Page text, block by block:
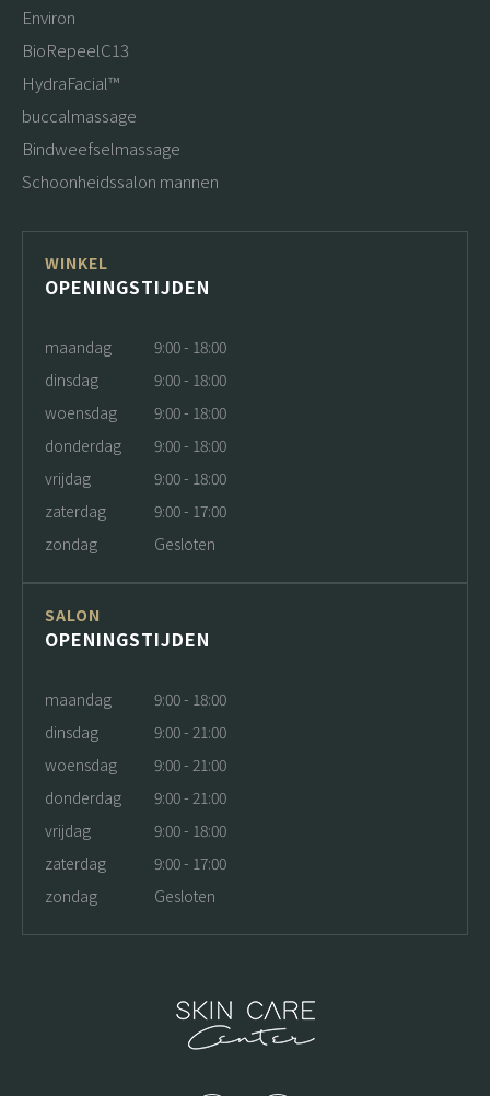
Environ
BioRepeelC13
HydraFacial™
buccalmassage
Bindweefselmassage
Schoonheidssalon mannen
WINKEL
OPENINGSTIJDEN
maandag
9:00 - 18:00
dinsdag
9:00 - 18:00
woensdag
9:00 - 18:00
donderdag
9:00 - 18:00
vrijdag
9:00 - 18:00
zaterdag
9:00 - 17:00
zondag
Gesloten
SALON
OPENINGSTIJDEN
maandag
9:00 - 18:00
dinsdag
9:00 - 21:00
woensdag
9:00 - 21:00
donderdag
9:00 - 21:00
vrijdag
9:00 - 18:00
zaterdag
9:00 - 17:00
zondag
Gesloten